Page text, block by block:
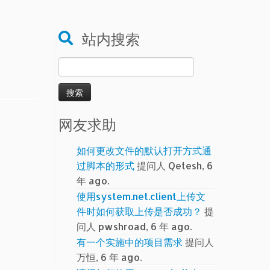
站内搜索
索：
网友求助
如何更改文件的默认打开方式通
过脚本的形式提问人 Qetesh, 6
年 ago.
使用system.net.client上传文
件时如何获取上传是否成功？ 提
问人 pwshroad, 6 年 ago.
有一个实施中的项目需求提问人
万恒, 6 年 ago.